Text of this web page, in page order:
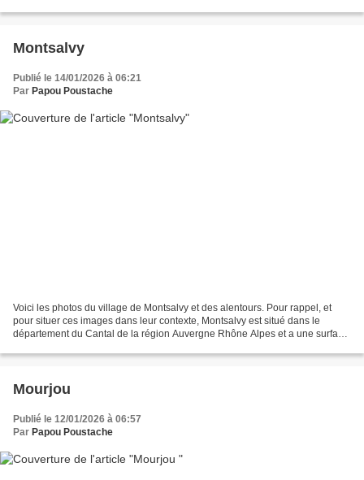
Montsalvy
Publié le 14/01/2026 à 06:21
Par Papou Poustache
Voici les photos du village de Montsalvy et des alentours. Pour rappel, et
pour situer ces images dans leur contexte, Montsalvy est situé dans le
département du Cantal de la région Auvergne Rhône Alpes et a une surface
Mourjou
Publié le 12/01/2026 à 06:57
Par Papou Poustache